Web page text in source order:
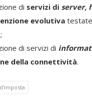
di servizi di server,
evolutiva
di servizi di
della connettività.